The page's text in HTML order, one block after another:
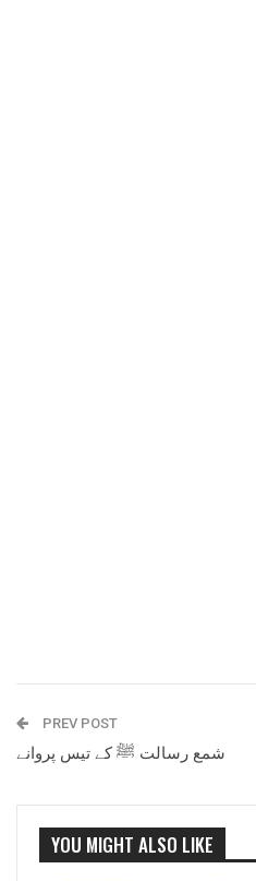
PREV POST
شمع رسالت ﷺ کے تیس پروانے
YOU MIGHT ALSO LIKE